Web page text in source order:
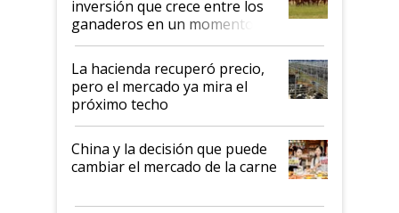
inversión que crece entre los
ganaderos en un momento
histórico para la actividad
La hacienda recuperó precio,
pero el mercado ya mira el
próximo techo
China y la decisión que puede
cambiar el mercado de la carne